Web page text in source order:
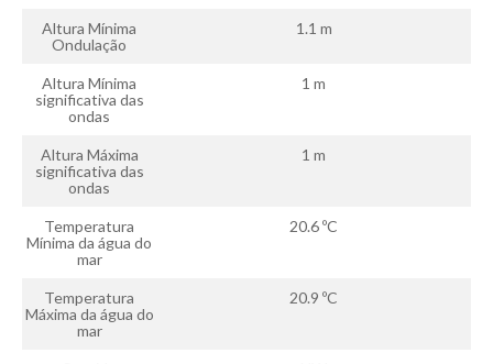
Pranchas
Acessórios de Surf
SurfWear
Skate
Acessórios de moda
Cursos de Shape
Contactos
Contactos Surftotal
Altura Mínima
Ondulação
1.1 m
Altura Mínima
significativa das
ondas
1 m
Altura Máxima
significativa das
ondas
1 m
Temperatura
Mínima da água do
mar
20.6 ºC
Temperatura
Máxima da água do
mar
20.9 ºC